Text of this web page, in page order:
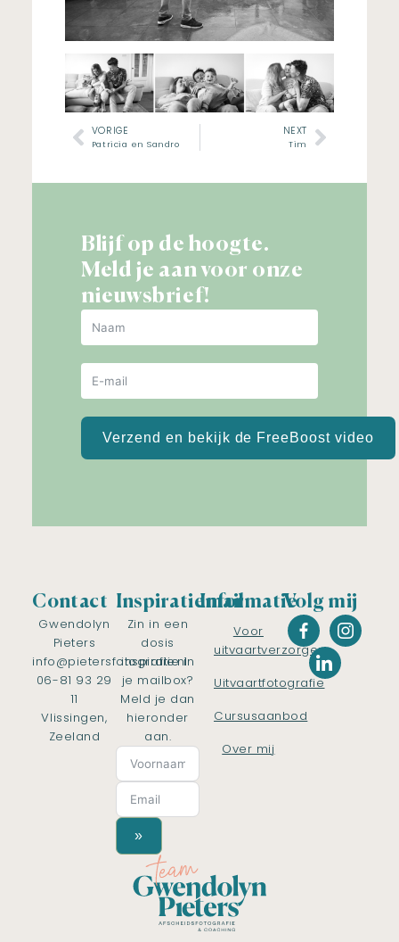
VORIGE
Patricia en Sandro
NEXT
Tim
Blijf op de hoogte.
Meld je aan voor onze
nieuwsbrief!
Verzend en bekijk de FreeBoost video
Contact
Gwendolyn
Pieters
info@pietersfotografie.nl
06-81 93 29
11
Vlissingen,
Zeeland
Inspiratiemail
Zin in een
dosis
inspiratie in
je mailbox?
Meld je dan
hieronder
aan.
»
Informatie
Voor
uitvaartverzorgers
Uitvaartfotografie
Cursusaanbod
Over mij
Volg mij